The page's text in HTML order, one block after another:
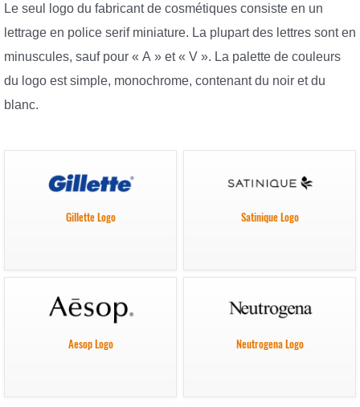
Le seul logo du fabricant de cosmétiques consiste en un
lettrage en police serif miniature. La plupart des lettres sont en
minuscules, sauf pour « A » et « V ». La palette de couleurs
du logo est simple, monochrome, contenant du noir et du
blanc.
Gillette Logo Satinique Logo
Aesop Logo Neutrogena Logo